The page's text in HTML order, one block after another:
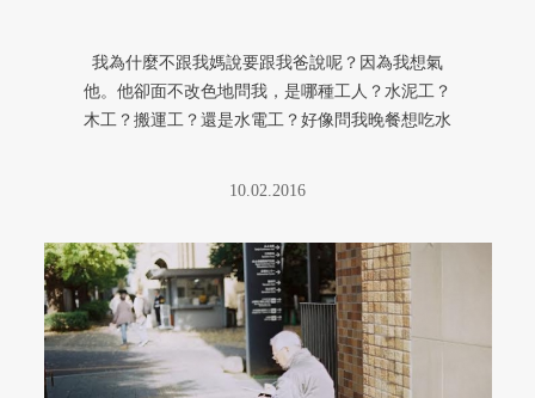
我為什麼不跟我媽說要跟我爸說呢？因為我想氣
他。他卻面不改色地問我，是哪種工人？水泥工？
木工？搬運工？還是水電工？好像問我晚餐想吃水
10.02.2016